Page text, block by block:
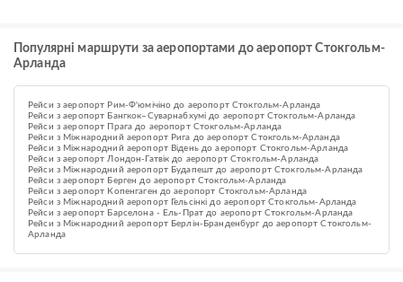
Популярні маршрути за аеропортами до аеропорт Стокгольм-
Арланда
Рейси з аеропорт Рим-Ф'юмічіно до аеропорт Стокгольм-Арланда
Рейси з аеропорт Бангкок–Суварнабхумі до аеропорт Стокгольм-Арланда
Рейси з аеропорт Прага до аеропорт Стокгольм-Арланда
Рейси з Міжнародний аеропорт Рига до аеропорт Стокгольм-Арланда
Рейси з Міжнародний аеропорт Відень до аеропорт Стокгольм-Арланда
Рейси з аеропорт Лондон-Гатвік до аеропорт Стокгольм-Арланда
Рейси з Міжнародний аеропорт Будапешт до аеропорт Стокгольм-Арланда
Рейси з аеропорт Берген до аеропорт Стокгольм-Арланда
Рейси з аеропорт Копенгаген до аеропорт Стокгольм-Арланда
Рейси з Міжнародний аеропорт Гельсінкі до аеропорт Стокгольм-Арланда
Рейси з аеропорт Барселона - Ель-Прат до аеропорт Стокгольм-Арланда
Рейси з Міжнародний аеропорт Берлін-Бранденбург до аеропорт Стокгольм-
Арланда